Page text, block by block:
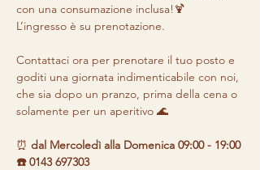
con una consumazione inclusa!🍹
L’ingresso è su prenotazione.
Contattaci ora per prenotare il tuo posto e
goditi una giornata indimenticabile con noi,
che sia dopo un pranzo, prima della cena o
solamente per un aperitivo 🌊
⏰ dal Mercoledì alla Domenica 09:00 - 19:00
☎️ 0143 697303